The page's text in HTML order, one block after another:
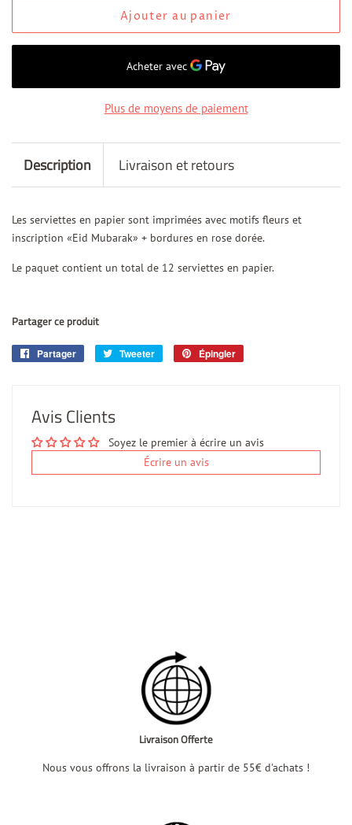
Ajouter au panier
Plus de moyens de paiement
Description Livraison et retours
Les serviettes en papier sont imprimées avec motifs fleurs et
inscription «Eid Mubarak» + bordures en rose dorée.
Le paquet contient un total de 12 serviettes en papier.
Partager ce produit
Partager
PartagerTweeter
Tweeter
Épingler
Avis Clients
Soyez le premier à écrire un avis
Écrire un avis
Livraison Offerte
Nous vous offrons la livraison à partir de 55€ d'achats !